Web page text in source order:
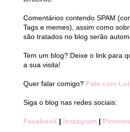
Comentários contendo SPAM
Tags e memes), assim como
são tratados no blog serão
Tem um blog? Deixe o link para
a sua visita!
Quer falar comigo? Fale com
Siga o blog nas redes sociais:
Facebook | Instagram |